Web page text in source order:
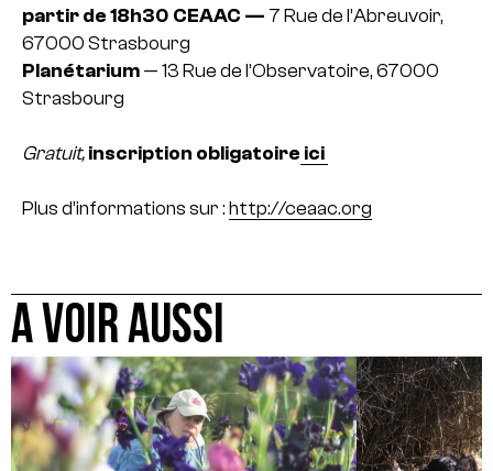
partir de 18h30 CEAAC — 7 Rue de l’Abreuvoir,
67000 Strasbourg
Planétarium — 13 Rue de l’Observatoire, 67000
Strasbourg
Gratuit, inscription obligatoire ici
Plus d’informations sur : http://ceaac.org
A VOIR AUSSI